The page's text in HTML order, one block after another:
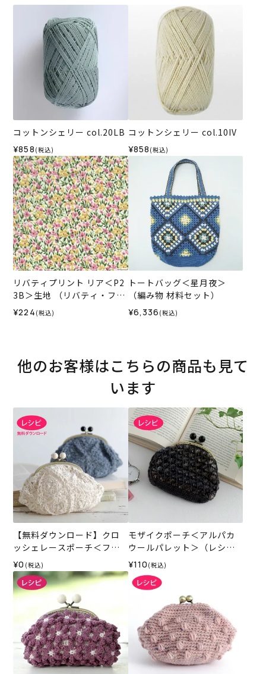
コットンシェリー col.20LB
¥858 (税込)
コットンシェリー col.10IV
¥858 (税込)
リバティプリント リア＜P2
3B＞生地 （リバティ・ファ
ブリックス）2023AW
¥224 (税込)
トートバッグ＜星月夜＞
（編み物 材料セット）
¥6,336 (税込)
他のお客様はこちらの商品も見て
います
【無料ダウンロード】クロ
ッシェレースポーチ＜ファ
インリネン＞（レシピ）
¥0 (税込)
モザイクポーチ＜アルパカ
ウールパレット＞（レシ
ピ）
¥110 (税込)